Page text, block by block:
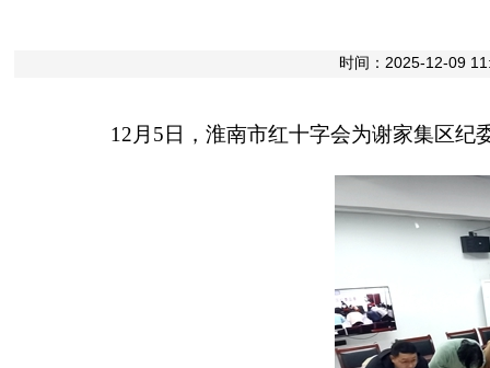
时间：2025-12-09
12月5日，淮南市红十字会为谢家集区纪